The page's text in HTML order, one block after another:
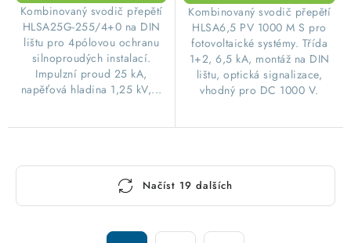
Kombinovaný svodič přepětí
HLSA25G-255/4+0 na DIN
lištu pro 4pólovou ochranu
silnoproudých instalací.
Impulzní proud 25 kA,
napěťová hladina 1,25 kV,...
Kombinovaný svodič přepětí
HLSA6,5 PV 1000 M S pro
fotovoltaické systémy. Třída
1+2, 6,5 kA, montáž na DIN
lištu, optická signalizace,
vhodný pro DC 1000 V.
O
Načíst 19 dalších